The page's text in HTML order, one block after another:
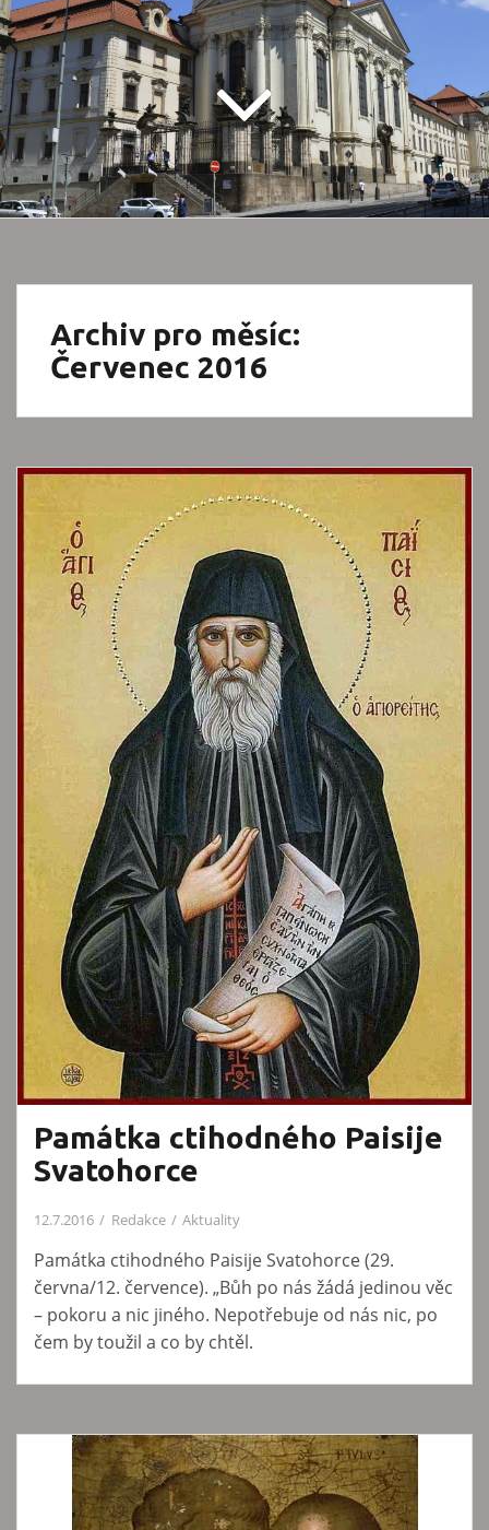
Archiv pro měsíc:
Červenec 2016
Památka ctihodného Paisije
Svatohorce
12.7.2016 Redakce Aktuality
Památka ctihodného Paisije Svatohorce (29.
června/12. července). „Bůh po nás žádá jedinou věc
– pokoru a nic jiného. Nepotřebuje od nás nic, po
čem by toužil a co by chtěl.